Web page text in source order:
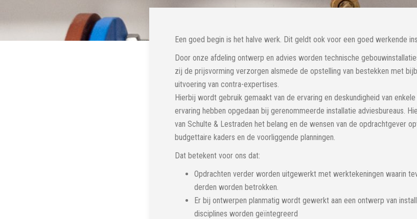
Een goed begin is het halve werk. Dit geldt ook voor een goed werkende
Door onze afdeling ontwerp en advies worden technische
zij de prijsvorming verzorgen alsmede de opstelling van bestekken met
uitvoering van contra-expertises.
Hierbij wordt gebruik gemaakt van de ervaring en deskundigheid van
ervaring hebben opgedaan bij gerenommeerde installatie adviesbureaus.
van Schulte & Lestraden het belang en de wensen van de opdrachtgever
budgettaire kaders en de voorliggende planningen.
Dat betekent voor ons dat:
Opdrachten verder worden uitgewerkt met werktekeningen waarin
derden worden betrokken.
Er bij ontwerpen planmatig wordt gewerkt aan een ontwerp van
disciplines worden geïntegreerd